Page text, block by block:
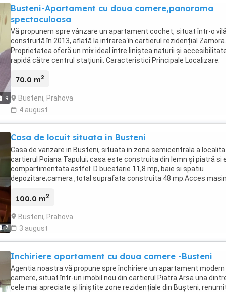
9
Busteni-Apartament cu doua camere,panorama
spectaculoasa
Vă propunem spre vânzare un apartament cochet, situat într-o vilă
construită în 2013, aflată la intrarea în cartierul rezidențial Zamora.
Proprietatea oferă un mix ideal între liniștea naturii și
rapidă către centrul stațiunii. Caracteristici Principale Localizare:
maximă, un singur apartament pe nivel). Structură: Beton armat și
dining, dormitor, baie, debară, balcon generos și casa scării.
Avantaje Vedere de vis: Panoramă frontală către masivul Bucegi
termică proprie în condensare (nouă), tâmplărie PVC cu geam
termopan, branșament individual la toate utilitățile. Exterior &
Cota-parte din terenul frumos amenajat, curte cu foișor,
brazi. Depozitare & Parcare: Spațiu de depozitare dedicat la
loc de parcare în fața vilei.
70.0 m2
Busteni, Prahova
4 august
7
Casa de locuit situata in Busteni
Casa de vanzare in Busteni, situata in zona semicentrala a
cartierul Poiana Tapului; casa este construita din lemn și piatră si
compartimentata astfel: D bucatarie 11,8 mp, baie si spatiu
depozitare;camera ,total suprafata construita 48 mp.Acces
are doua intrari, atat pe la demisol cat si pe la parter, este izolata
bransatat si racordata la toate utilitatile; Pret usor negociabil.
100.0 m2
Busteni, Prahova
3 august
Inchiriere apartament cu doua camere -Busteni
Agentia noastra vă propune spre închiriere un apartament modern
camere, situat într-un imobil nou din cartierul Piatra Arsa una
cele mai apreciate și liniștite zone rezidențiale din Bușteni,